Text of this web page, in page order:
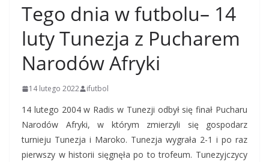
Tego dnia w futbolu– 14
luty Tunezja z Pucharem
Narodów Afryki
14 lutego 2022 ifutbol
14 lutego 2004 w Radis w Tunezji odbył się finał Pucharu
Narodów Afryki, w którym zmierzyli się gospodarz
turnieju Tunezja i Maroko. Tunezja wygrała 2-1 i po raz
pierwszy w historii sięgnęła po to trofeum. Tunezyjczycy